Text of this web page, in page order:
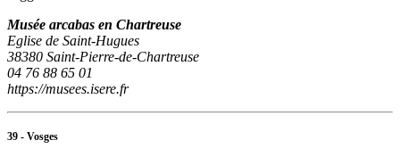
Musée arcabas en Chartreuse
Eglise de Saint-Hugues
38380 Saint-Pierre-de-Chartreuse
04 76 88 65 01
https://musees.isere.fr
39 - Vosges